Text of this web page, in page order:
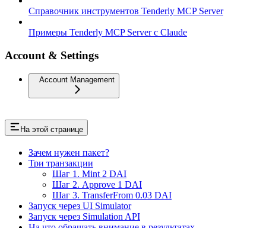
Справочник инструментов Tenderly MCP Server
Примеры Tenderly MCP Server с Claude
Account & Settings
Account Management
На этой странице
Зачем нужен пакет?
Три транзакции
Шаг 1. Mint 2 DAI
Шаг 2. Approve 1 DAI
Шаг 3. TransferFrom 0.03 DAI
Запуск через UI Simulator
Запуск через Simulation API